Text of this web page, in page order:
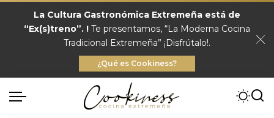
La Cultura Gastronómica Extremeña está de
“Ex(s)treno”. ! Te presentamos, “La Moderna Cocina
Tradicional Extremeña” ¡Disfrútalo!.
¿Qué es Cookiness?